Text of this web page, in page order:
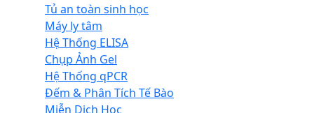
Tủ an toàn sinh học
Máy ly tâm
Hệ Thống ELISA
Chụp Ảnh Gel
Hệ Thống qPCR
Đếm & Phân Tích Tế Bào
Miễn Dịch Học